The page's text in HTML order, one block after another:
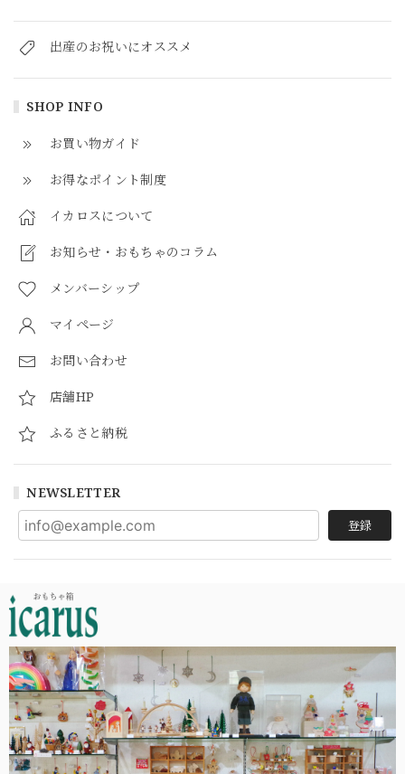
出産のお祝いにオススメ
SHOP INFO
お買い物ガイド
お得なポイント制度
イカロスについて
お知らせ・おもちゃのコラム
メンバーシップ
マイページ
お問い合わせ
店舗HP
ふるさと納税
NEWSLETTER
登録